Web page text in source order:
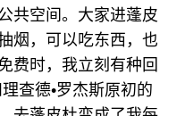
共空间。大家进蓬皮
烟，可以吃东西，也
费时，我立刻有种回
查德•罗杰斯原初的